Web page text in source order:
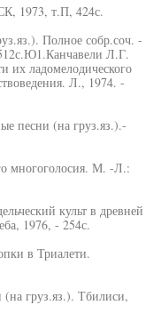
1973, т.П, 424с.
Полное собр.соч. -
Л.Г.
их ладомелодического
Л., 1974. -
песни (на груз.яз.).-
многоголосия. М. -Л.:
культ в древней
1976, - 254с.
в Триалети.
груз.яз.). Тбилиси,